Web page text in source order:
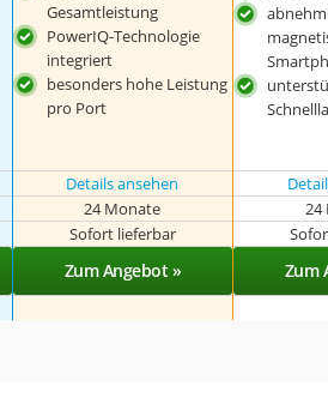
Gesamtleistung
PowerIQ-Technologie
integriert
besonders hohe Leistung
pro Port
Details ansehen
24 Monate 24
Sofort lieferbar
Zum Angebot » Zum